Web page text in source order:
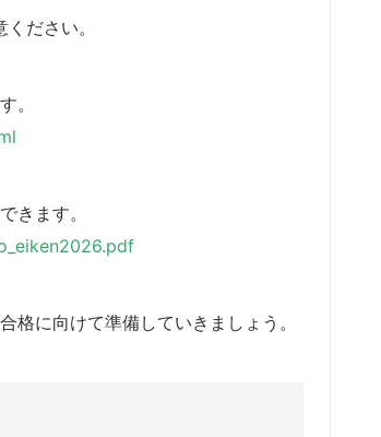
ださい。
。
きます。
に向けて準備していきましょう。